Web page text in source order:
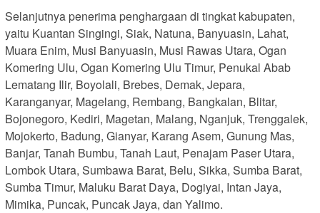
Selanjutnya penerima penghargaan di tingkat kabupaten,
yaitu Kuantan Singingi, Siak, Natuna, Banyuasin, Lahat,
Muara Enim, Musi Banyuasin, Musi Rawas Utara, Ogan
Komering Ulu, Ogan Komering Ulu Timur, Penukal Abab
Lematang Ilir, Boyolali, Brebes, Demak, Jepara,
Karanganyar, Magelang, Rembang, Bangkalan, Blitar,
Bojonegoro, Kediri, Magetan, Malang, Nganjuk, Trenggalek,
Mojokerto, Badung, Gianyar, Karang Asem, Gunung Mas,
Banjar, Tanah Bumbu, Tanah Laut, Penajam Paser Utara,
Lombok Utara, Sumbawa Barat, Belu, Sikka, Sumba Barat,
Sumba Timur, Maluku Barat Daya, Dogiyai, Intan Jaya,
Mimika, Puncak, Puncak Jaya, dan Yalimo.